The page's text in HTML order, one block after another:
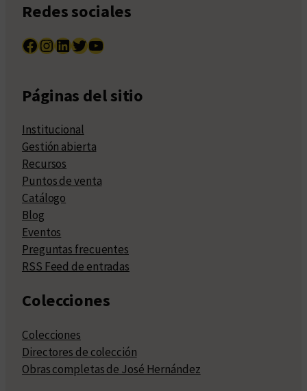
Redes sociales
Facebook InstagramLinkedIn Twitter YouTube
Páginas del sitio
Institucional
Gestión abierta
Recursos
Puntos de venta
Catálogo
Blog
Eventos
Preguntas frecuentes
RSS Feed de entradas
Colecciones
Colecciones
Directores de colección
Obras completas de José Hernández